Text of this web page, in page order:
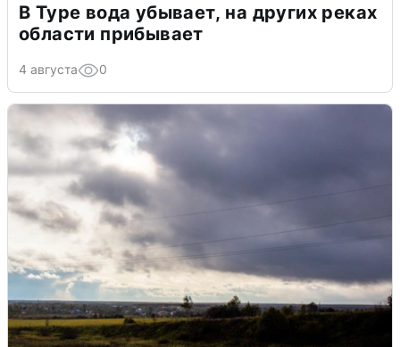
В Туре вода убывает, на других реках
области прибывает
4 августа 0